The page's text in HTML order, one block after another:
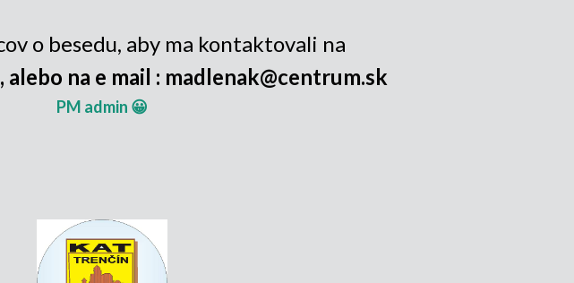
o besedu, aby ma kontaktovali na
, alebo na e mail : madlenak@centrum.sk
PM admin 😀